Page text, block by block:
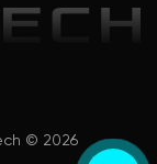
© 2026